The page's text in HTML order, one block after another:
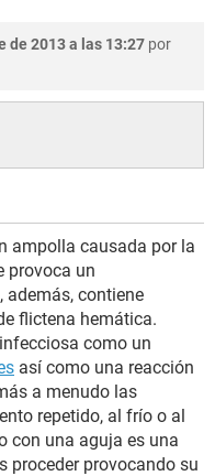
de 2013 a las 13:27 por
ampolla causada por la
provoca un
además, contiene
flictena hemática.
como un
así como una reacción
a menudo las
repetido, al frío o al
con una aguja es una
proceder provocando su